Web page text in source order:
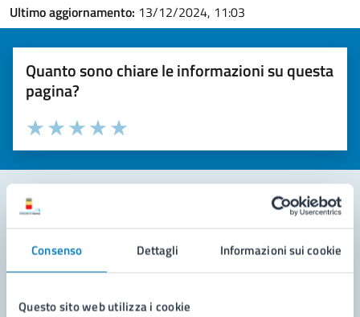
Consenso Dettagli Informazioni sui cookie
Questo sito web utilizza i cookie
Ultimo aggiornamento: 13/12/2024, 11:03
Quanto sono chiare le informazioni su questa
pagina?
Valuta la chiarezza delle informazioni (da 1 a 5 stelle)
Seleziona il numero di stelle per valutare la chiarezza delle
Valuta 5 stelle su 5
Valuta 4 stelle su 5
Valuta 3 stelle su 5
Valuta 2 stelle su 5
Valuta 1 stelle su 5
Leggi le domande frequenti
Richiedi assistenza